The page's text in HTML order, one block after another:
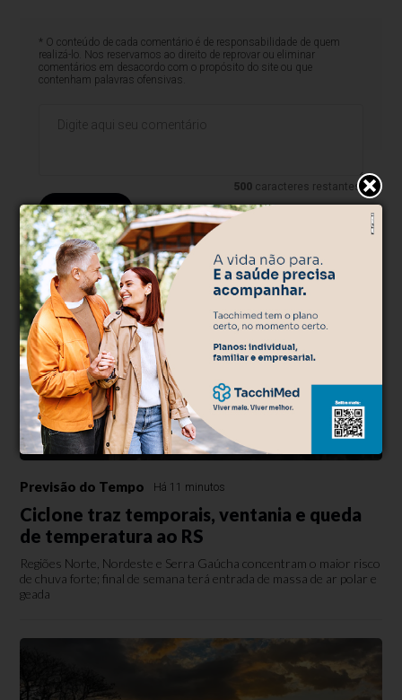
* O conteúdo de cada comentário é de responsabilidade de quem
realizá-lo. Nos reservamos ao direito de reprovar ou eliminar
comentários em desacordo com o propósito do site ou que
contenham palavras ofensivas.
500 caracteres restantes.
Comentar
Previsão do Tempo Há 11 minutos
Ciclone traz temporais, ventania e queda
de temperatura ao RS
Regiões Norte, Nordeste e Serra Gaúcha concentram o maior risco
de chuva forte; final de semana terá entrada de massa de ar polar e
geada